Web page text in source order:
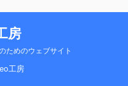
房
ためのウェブサイト
工房